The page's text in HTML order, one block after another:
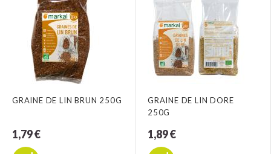
GRAINE DE LIN BRUN 250G
1,79 €
GRAINE DE LIN DORE
250G
1,89 €